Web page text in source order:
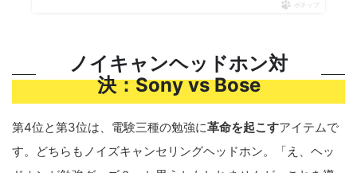
ポチップ
ノイキャンヘッドホン対
決：Sony vs Bose
第4位と第3位は、電験三種の勉強に革命を起こすアイテムで
す。どちらもノイズキャンセリングヘッドホン。「え、ヘッ